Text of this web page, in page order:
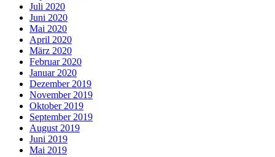
Juli 2020
Juni 2020
Mai 2020
April 2020
März 2020
Februar 2020
Januar 2020
Dezember 2019
November 2019
Oktober 2019
September 2019
August 2019
Juni 2019
Mai 2019